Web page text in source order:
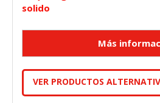
solido
VER PRODUCTOS